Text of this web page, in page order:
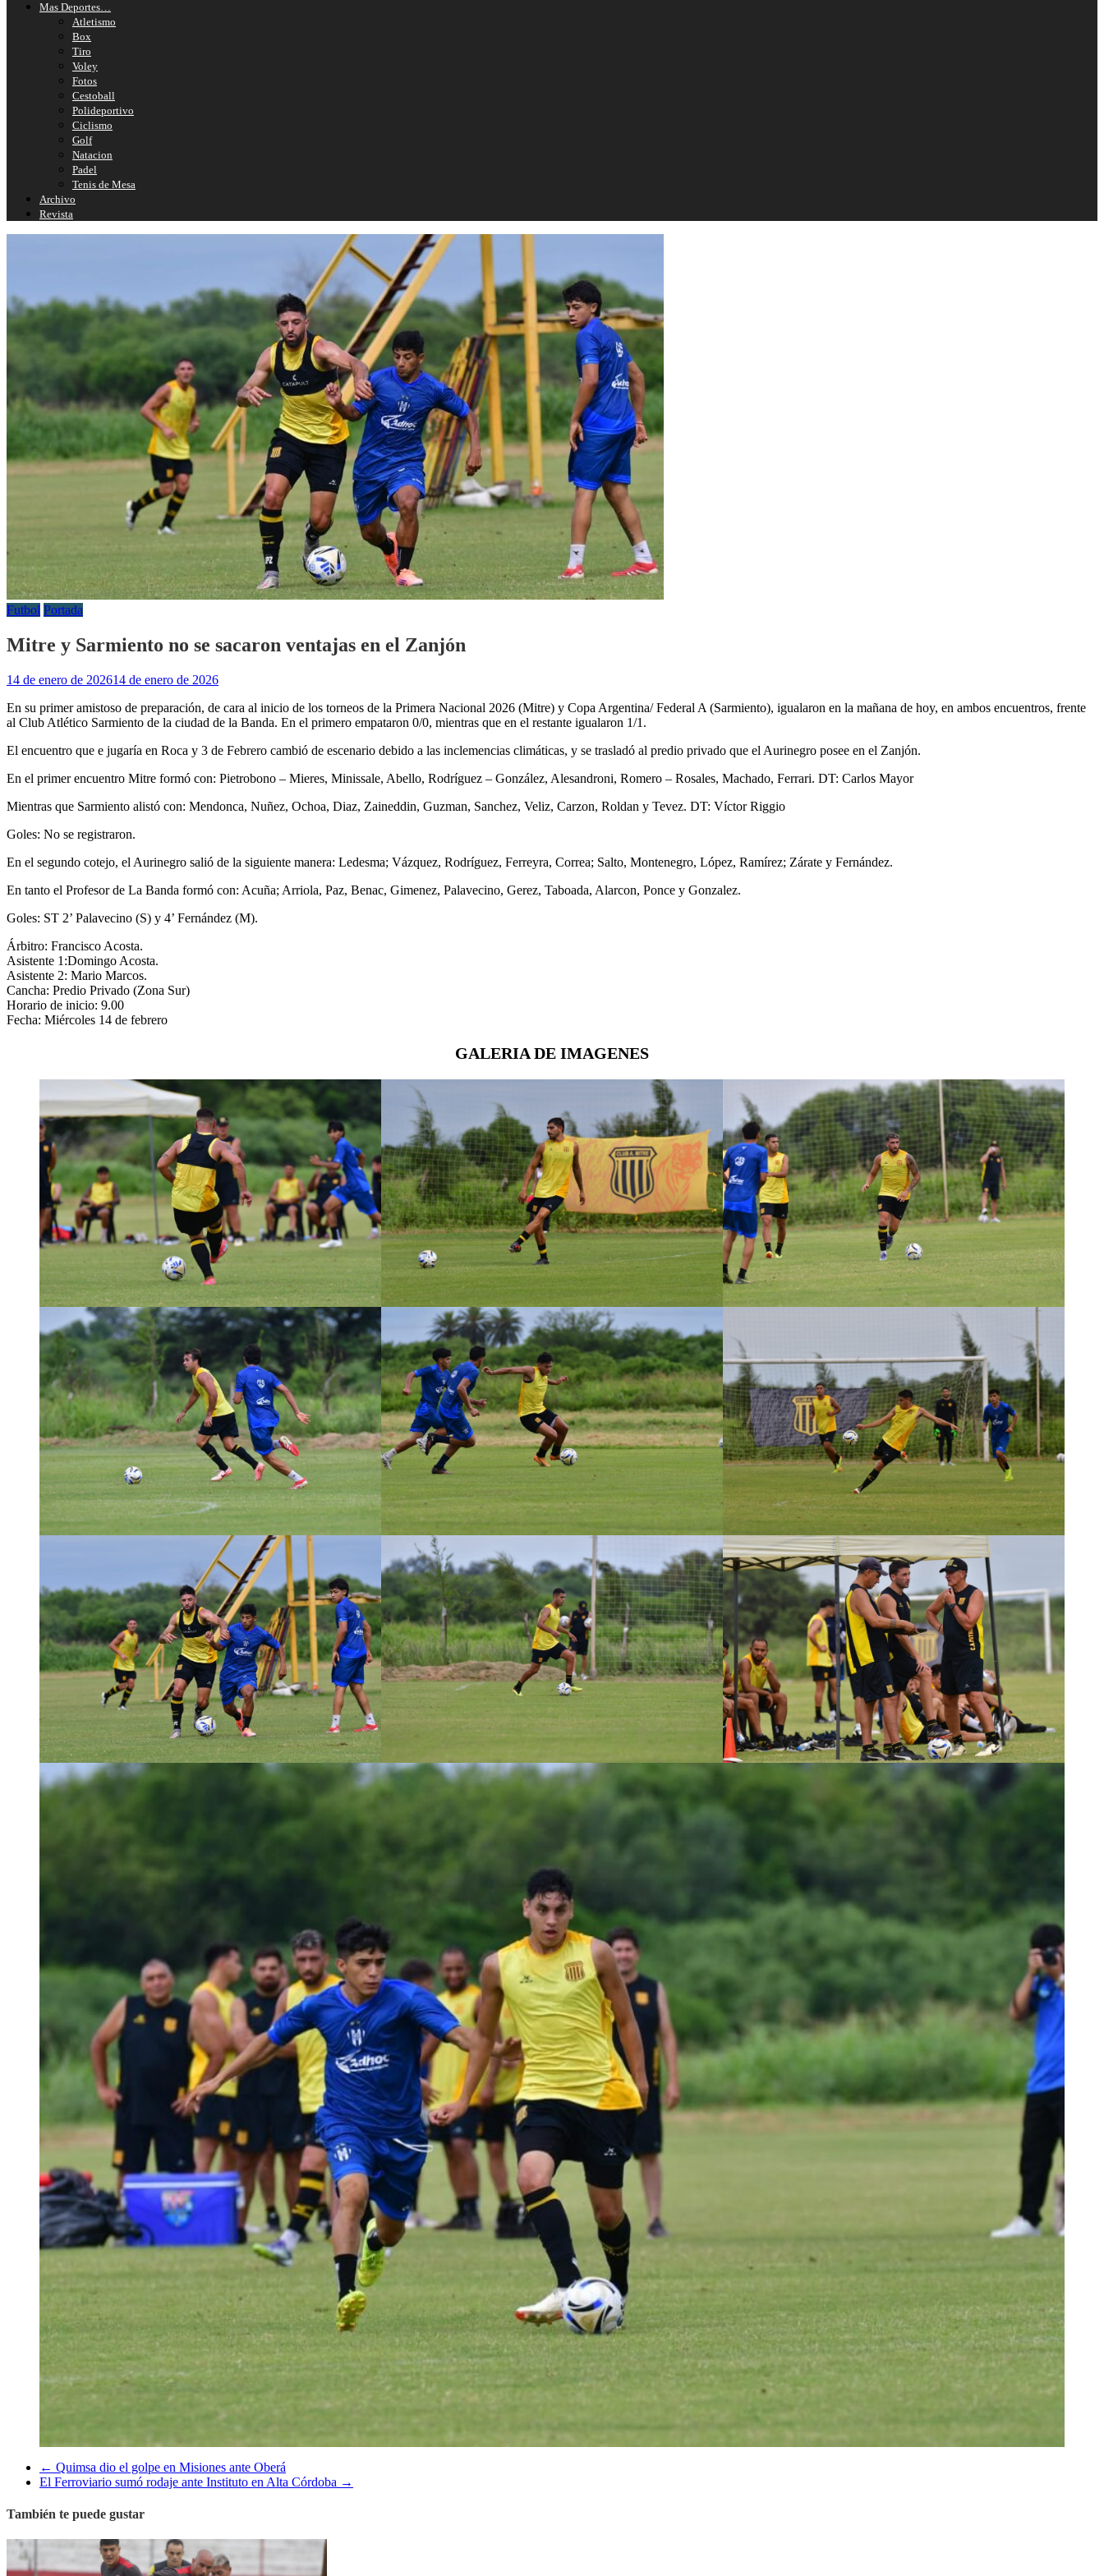
Mas Deportes…
Atletismo
Box
Tiro
Voley
Fotos
Cestoball
Polideportivo
Ciclismo
Golf
Natacion
Padel
Tenis de Mesa
Archivo
Revista
Futbol Portada
Mitre y Sarmiento no se sacaron ventajas en el Zanjón
14 de enero de 202614 de enero de 2026
En su primer amistoso de preparación, de cara al inicio de los torneos de la Primera Nacional 2026 (Mitre) y Copa Argentina/ Federal A (Sarmiento), igualaron en la mañana de hoy, en ambos encuentros, frente
al Club Atlético Sarmiento de la ciudad de la Banda. En el primero empataron 0/0, mientras que en el restante igualaron 1/1.
El encuentro que e jugaría en Roca y 3 de Febrero cambió de escenario debido a las inclemencias climáticas, y se trasladó al predio privado que el Aurinegro posee en el Zanjón.
En el primer encuentro Mitre formó con: Pietrobono – Mieres, Minissale, Abello, Rodríguez – González, Alesandroni, Romero – Rosales, Machado, Ferrari. DT: Carlos Mayor
Mientras que Sarmiento alistó con: Mendonca, Nuñez, Ochoa, Diaz, Zaineddin, Guzman, Sanchez, Veliz, Carzon, Roldan y Tevez. DT: Víctor Riggio
Goles: No se registraron.
En el segundo cotejo, el Aurinegro salió de la siguiente manera: Ledesma; Vázquez, Rodríguez, Ferreyra, Correa; Salto, Montenegro, López, Ramírez; Zárate y Fernández.
En tanto el Profesor de La Banda formó con: Acuña; Arriola, Paz, Benac, Gimenez, Palavecino, Gerez, Taboada, Alarcon, Ponce y Gonzalez.
Goles: ST 2’ Palavecino (S) y 4’ Fernández (M).
Árbitro: Francisco Acosta.
Asistente 1:Domingo Acosta.
Asistente 2: Mario Marcos.
Cancha: Predio Privado (Zona Sur)
Horario de inicio: 9.00
Fecha: Miércoles 14 de febrero
GALERIA DE IMAGENES
← Quimsa dio el golpe en Misiones ante Oberá
El Ferroviario sumó rodaje ante Instituto en Alta Córdoba →
También te puede gustar